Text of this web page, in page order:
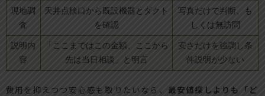
現地調
査
天井点検口から既設機器とダクト
を確認
写真だけで判断、も
しくは無訪問
説明内
容
「ここまではこの金額、ここから
先は当日相談」と明言
安さだけを強調し条
件説明が少ない
費用を抑えつつ安心感も取りたいなら、 最安値探しよりも「ど